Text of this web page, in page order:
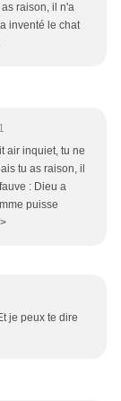
raison, il n'a
inventé le chat
air inquiet, tu ne
tu as raison, il
: Dieu a
puisse
je peux te dire